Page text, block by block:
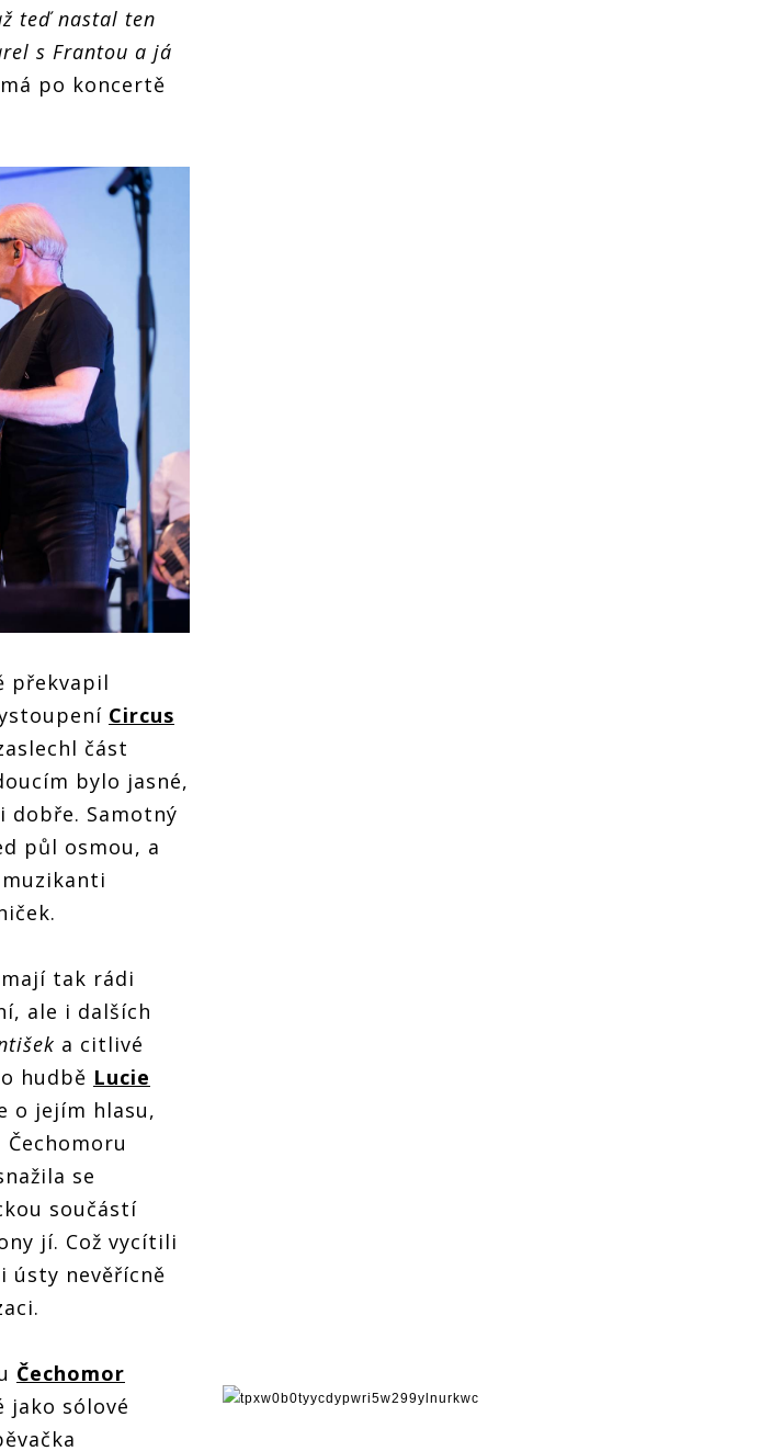
teď nastal ten
s Frantou a já
po koncertě
překvapil
Circus
část
bylo jasné,
dobře. Samotný
půl osmou, a
tak rádi
ale i dalších
a citlivé
hudbě Lucie
o jejím hlasu,
se
součástí
jí. Což vycítili
ústy nevěřícně
Čechomor
jako sólové